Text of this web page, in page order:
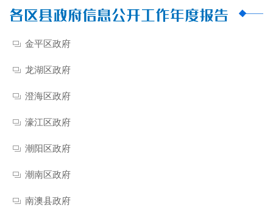
金平区政府
龙湖区政府
澄海区政府
濠江区政府
潮阳区政府
潮南区政府
南澳县政府